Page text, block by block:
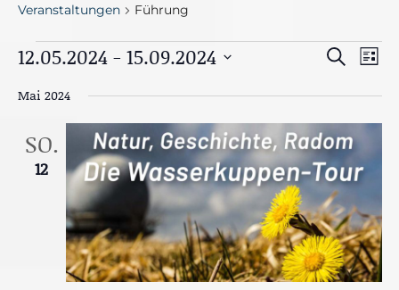
Veranstaltungen Führung
Veranstaltungen
V
r
a
n
s
t
a
S
e
V
e
n
u
n
g
A
L
s
12.05.2024 - 15.09.2024
a
u
Mai 2024
SO.
12